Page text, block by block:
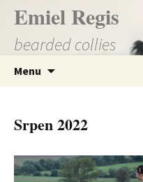
Přejít
obsahu
Emiel Regis
bearded collies
Menu
Srpen 2022